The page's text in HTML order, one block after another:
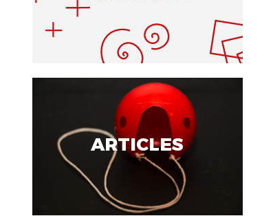
ARTICLES